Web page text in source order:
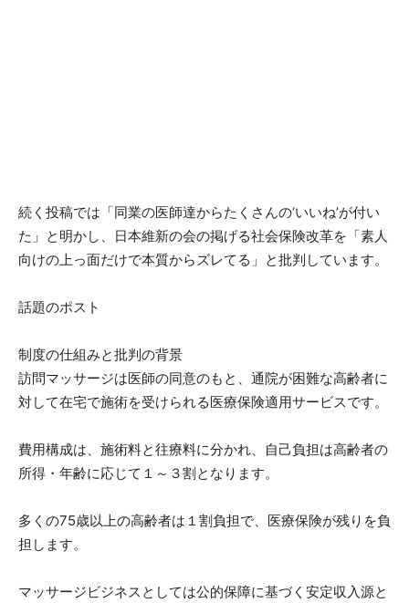
続く投稿では「同業の医師達からたくさんの‘いいね’が付い
た」と明かし、日本維新の会の掲げる社会保険改革を「素人
向けの上っ面だけで本質からズレてる」と批判しています。
話題のポスト
制度の仕組みと批判の背景
訪問マッサージは医師の同意のもと、通院が困難な高齢者に
対して在宅で施術を受けられる医療保険適用サービスです。
費用構成は、施術料と往療料に分かれ、自己負担は高齢者の
所得・年齢に応じて１～３割となります。
多くの75歳以上の高齢者は１割負担で、医療保険が残りを負
担します。
マッサージビジネスとしては公的保障に基づく安定収入源と